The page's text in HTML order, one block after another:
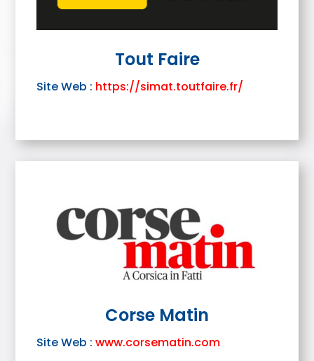
Tout Faire
Site Web : https://simat.toutfaire.fr/
Corse Matin
Site Web :www.corsematin.com